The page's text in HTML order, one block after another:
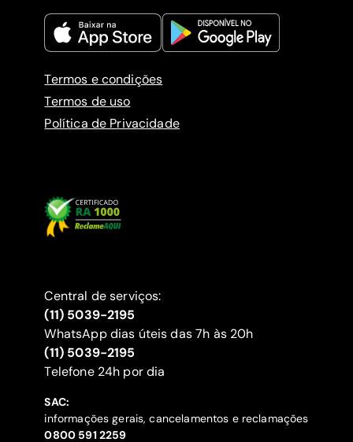
Termos e condições
Termos de uso
Política de Privacidade
Central de serviços:
(11) 5039-2195
WhatsApp dias úteis das 7h às 20h
(11) 5039-2195
‍Telefone 24h por dia
SAC:
informações gerais, cancelamentos e reclamações
‍0800 591 2259